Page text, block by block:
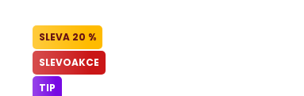
20 %
SLEVOAKCE
TIP